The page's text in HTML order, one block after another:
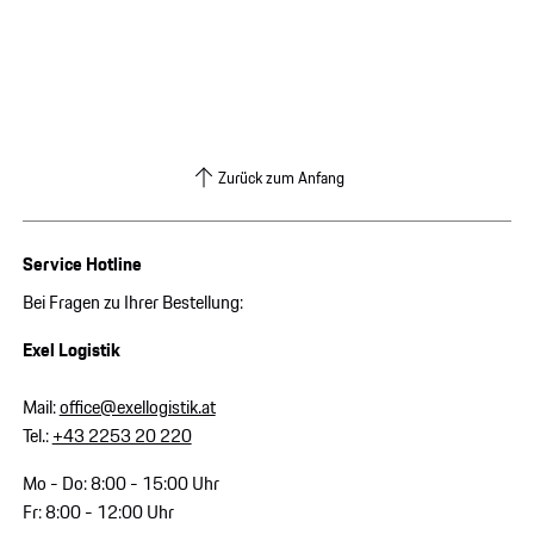
Zurück zum Anfang
Service Hotline
Bei Fragen zu Ihrer Bestellung:
Exel Logistik
Mail:office@exellogistik.at
Tel.:+43 2253 20 220
Mo - Do: 8:00 - 15:00 Uhr
Fr: 8:00 - 12:00 Uhr